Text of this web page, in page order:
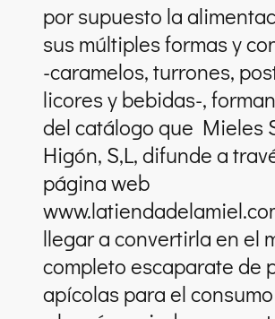
por supuesto la
sus múltiples formas y
-caramelos, turrones,
licores y bebidas-,
del catálogo que Mieles
Higón, S,L, difunde a
página web
llegar a convertirla en el
completo escaparate de
apícolas para el